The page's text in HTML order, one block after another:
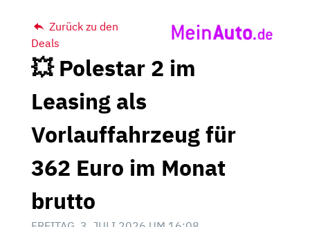
Zurück zu den
Deals
💥 Polestar 2 im
Leasing als
Vorlauffahrzeug für
362 Euro im Monat
brutto